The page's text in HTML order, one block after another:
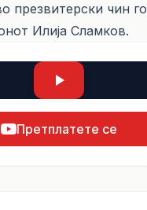
презвитерски чин го
Илија Сламков.
Претплатете се